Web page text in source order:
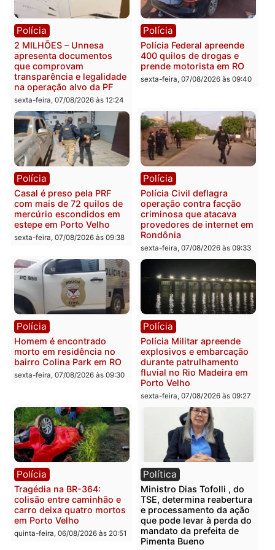
Política
Marcos Rogério apresenta
Plano de Governo com
228 projetos, metas
públicas e
acompanhamento de
resultados
sexta-feira, 07/08/2026 às 18:49
Política
Eleições 2026: Pastor
Evanildo pode ser o
primeiro pastor de
Rondônia na Câmara
Federal
Polícia
2 MILHÕES – Unnesa
apresenta documentos
que comprovam
transparência e legalidade
sexta-feira, 07/08/2026 às 12:24
Polícia
Polícia Federal apreende
400 quilos de drogas e
prende motorista em RO
sexta-feira, 07/08/2026 às
Polícia
Casal é preso pela PRF
com mais de 72 quilos de
sexta-feira, 07/08/2026 às 09:38
Polícia
Polícia Civil deflagra
operação contra facção
criminosa que atacava
provedores de internet
Rondônia
sexta-feira, 07/08/2026 às
Polícia
Homem é encontrado
Polícia
Polícia Militar apreende
explosivos e